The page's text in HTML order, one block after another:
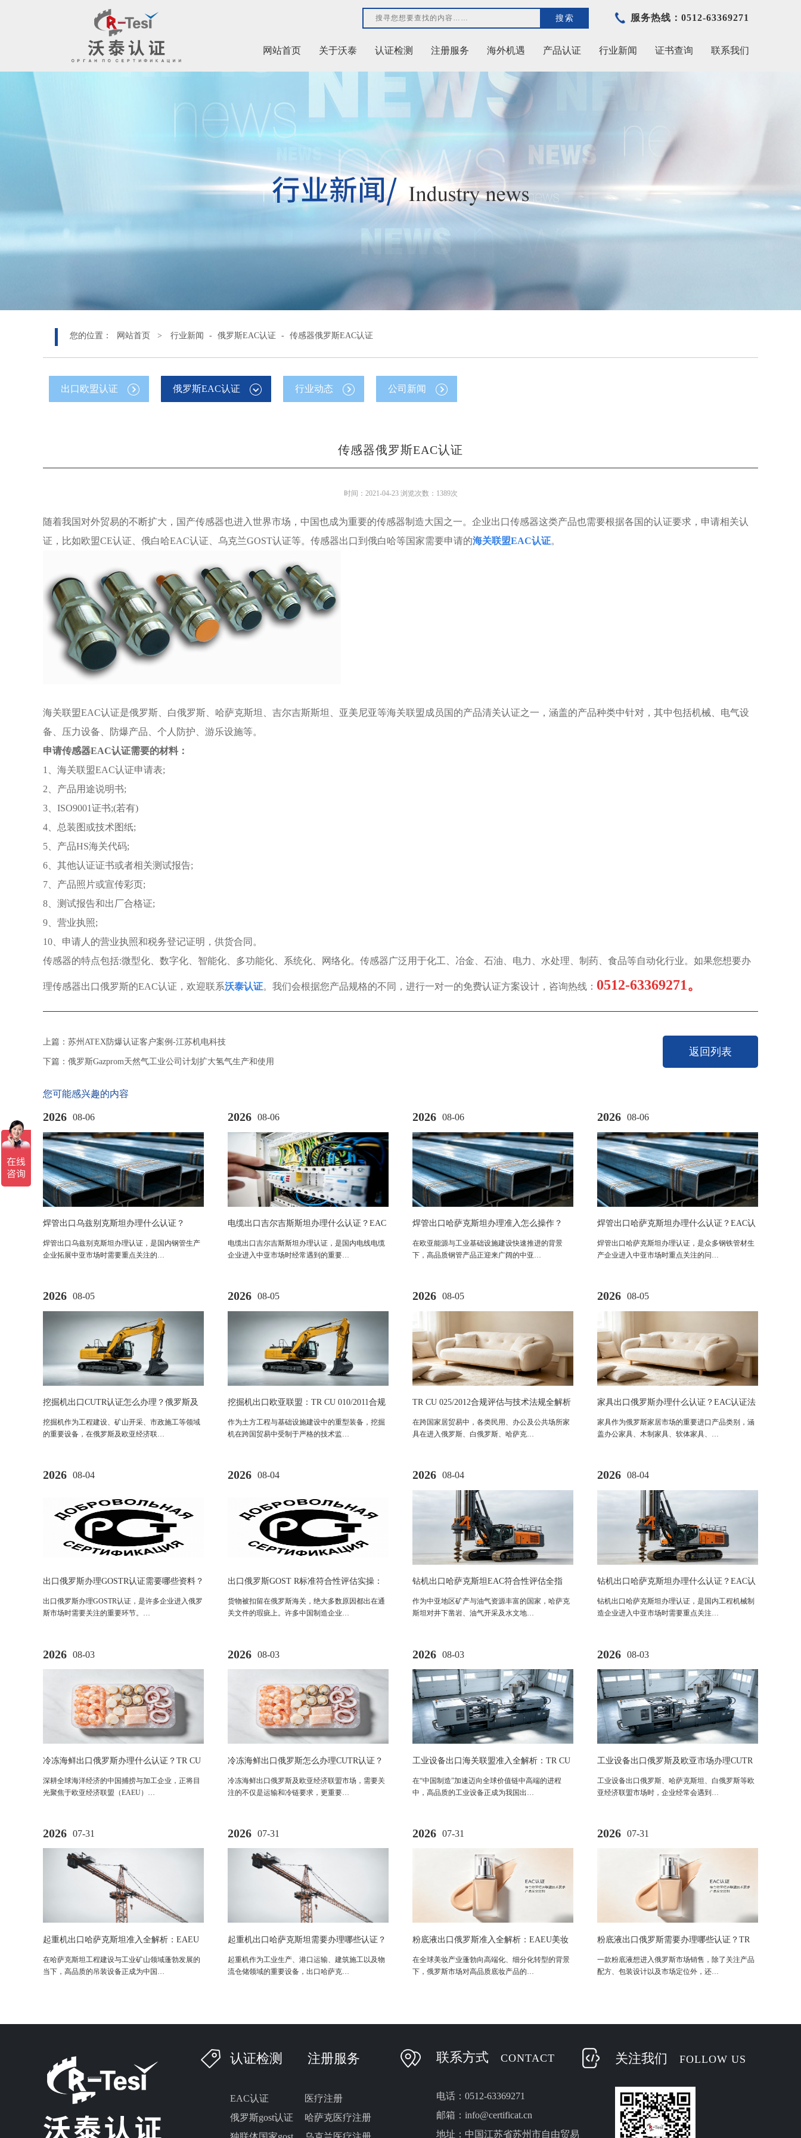
搜索 服务热线：0512-63369271
网站首页 关于沃泰 认证检测 注册服务 海外机遇 产品认证 行业新闻 证书查询 联系我们
您的位置： 网站首页 > 行业新闻 - 俄罗斯EAC认证 - 传感器俄罗斯EAC认证
出口欧盟认证 俄罗斯EAC认证 行业动态 公司新闻
传感器俄罗斯EAC认证
时间：2021-04-23 浏览次数：1389次
随着我国对外贸易的不断扩大，国产传感器也进入世界市场，中国也成为重要的传感器制造大国之一。企业出口传感器这类产品也需要根据各国的认证要求，申请相关认
证，比如欧盟CE认证、俄白哈EAC认证、乌克兰GOST认证等。传感器出口到俄白哈等国家需要申请的海关联盟EAC认证。
海关联盟EAC认证是俄罗斯、白俄罗斯、哈萨克斯坦、吉尔吉斯斯坦、亚美尼亚等海关联盟成员国的产品清关认证之一，涵盖的产品种类中针对，其中包括机械、电气设
备、压力设备、防爆产品、个人防护、游乐设施等。
申请传感器EAC认证需要的材料：
1、海关联盟EAC认证申请表;
2、产品用途说明书;
3、ISO9001证书;(若有)
4、总装图或技术图纸;
5、产品HS海关代码;
6、其他认证证书或者相关测试报告;
7、产品照片或宣传彩页;
8、测试报告和出厂合格证;
9、营业执照;
10、申请人的营业执照和税务登记证明，供货合同。
传感器的特点包括:微型化、数字化、智能化、多功能化、系统化、网络化。传感器广泛用于化工、冶金、石油、电力、水处理、制药、食品等自动化行业。如果您想要办
理传感器出口俄罗斯的EAC认证，欢迎联系沃泰认证。我们会根据您产品规格的不同，进行一对一的免费认证方案设计，咨询热线： 0512-63369271。
上篇： 苏州ATEX防爆认证客户案例-江苏机电科技
下篇： 俄罗斯Gazprom天然气工业公司计划扩大氢气生产和使用
返回列表
您可能感兴趣的内容
2026 08-06
焊管出口乌兹别克斯坦办理什么认证？
GOST-UZ认证法规及申请流程解析
焊管出口乌兹别克斯坦办理认证，是国内钢管生产
企业拓展中亚市场时需要重点关注的…
2026 08-06
电缆出口吉尔吉斯斯坦办理什么认证？EAC
认证法规、流程及市场准入要求解析
电缆出口吉尔吉斯斯坦办理认证，是国内电线电缆
企业进入中亚市场时经常遇到的重要…
2026 08-06
焊管出口哈萨克斯坦办理准入怎么操作？
在欧亚能源与工业基础设施建设快速推进的背景
下，高品质钢管产品正迎来广阔的中亚…
2026 08-06
焊管出口哈萨克斯坦办理什么认证？EAC认
证法规与合规要求解析
焊管出口哈萨克斯坦办理认证，是众多钢铁管材生
产企业进入中亚市场时重点关注的问…
2026 08-05
挖掘机出口CUTR认证怎么办理？俄罗斯及
欧亚市场机械设备合规要求全解析
挖掘机作为工程建设、矿山开采、市政施工等领域
的重要设备，在俄罗斯及欧亚经济联…
2026 08-05
挖掘机出口欧亚联盟：TR CU 010/2011合规
评估与工程机械技术法规全解析
作为土方工程与基础设施建设中的重型装备，挖掘
机在跨国贸易中受制于严格的技术监…
2026 08-05
TR CU 025/2012合规评估与技术法规全解析
在跨国家居贸易中，各类民用、办公及公共场所家
具在进入俄罗斯、白俄罗斯、哈萨克…
2026 08-05
家具出口俄罗斯办理什么认证？EAC认证法
规、流程及合规要求全解析
家具作为俄罗斯家居市场的重要进口产品类别，涵
盖办公家具、木制家具、软体家具、…
2026 08-04
出口俄罗斯办理GOSTR认证需要哪些资料？
俄罗斯GOST-R认证要求及流程解析
出口俄罗斯办理GOSTR认证，是许多企业进入俄罗
斯市场时需要关注的重要环节。…
2026 08-04
出口俄罗斯GOST R标准符合性评估实操：
法律依据、流程与避坑指南
货物被扣留在俄罗斯海关，绝大多数原因都出在通
关文件的瑕疵上。许多中国制造企业…
2026 08-04
钻机出口哈萨克斯坦EAC符合性评估全指
南：TR CU法规解析与准入路径
作为中亚地区矿产与油气资源丰富的国家，哈萨克
斯坦对井下凿岩、油气开采及水文地…
2026 08-04
钻机出口哈萨克斯坦办理什么认证？EAC认
证法规及进口要求详解
钻机出口哈萨克斯坦办理认证，是国内工程机械制
造企业进入中亚市场时需要重点关注…
2026 08-03
冷冻海鲜出口俄罗斯办理什么认证？TR CU
040/2016法规与EAC准入全解析
深耕全球海洋经济的中国捕捞与加工企业，正将目
光聚焦于欧亚经济联盟（EAEU）…
2026 08-03
冷冻海鲜出口俄罗斯怎么办理CUTR认证？
鱼类产品EAC认证法规与流程解析
冷冻海鲜出口俄罗斯及欧亚经济联盟市场，需要关
注的不仅是运输和冷链要求，更重要…
2026 08-03
工业设备出口海关联盟准入全解析：TR CU
010/2011法规与EAC认证办理指南
在“中国制造”加速迈向全球价值链中高端的进程
中，高品质的工业设备正成为我国出…
2026 08-03
工业设备出口俄罗斯及欧亚市场办理CUTR
认证指南：适用法规与流程解析
工业设备出口俄罗斯、哈萨克斯坦、白俄罗斯等欧
亚经济联盟市场时，企业经常会遇到…
2026 07-31
起重机出口哈萨克斯坦准入全解析：EAEU
合规要求与办理流程科普
在哈萨克斯坦工程建设与工业矿山领域蓬勃发展的
当下，高品质的吊装设备正成为中国…
2026 07-31
起重机出口哈萨克斯坦需要办理哪些认证？
TR CU 010/2011法规解析
起重机作为工业生产、港口运输、建筑施工以及物
流仓储领域的重要设备，出口哈萨克…
2026 07-31
粉底液出口俄罗斯准入全解析：EAEU美妆
安全规范与合规路径
在全球美妆产业蓬勃向高端化、细分化转型的背景
下，俄罗斯市场对高品质底妆产品的…
2026 07-31
粉底液出口俄罗斯需要办理哪些认证？TR
CU 009/2011法规与EAC准入要求解析
一款粉底液想进入俄罗斯市场销售，除了关注产品
配方、包装设计以及市场定位外，还…
认证检测 注册服务
EAC认证
俄罗斯gost认证
医疗注册
哈萨克医疗注册
联系方式 CONTACT
电话：0512-63369271
邮箱：info@certificat.cn
地址：中国江苏省苏州市自由贸易
关注我们 FOLLOW US